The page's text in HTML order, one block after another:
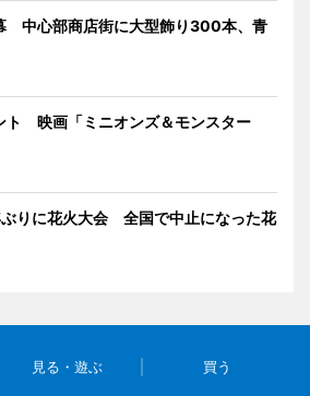
中心部商店街に大型飾り300本、青
ト 映画「ミニオンズ＆モンスター
りに花火大会 全国で中止になった花
見る・遊ぶ 買う